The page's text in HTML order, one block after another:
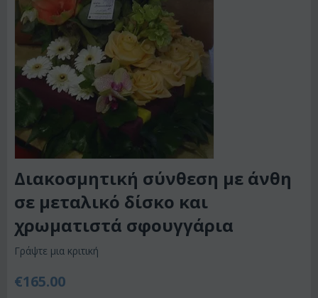
Διακοσμητική σύνθεση με άνθη
σε μεταλικό δίσκο και
χρωματιστά σφουγγάρια
Γράψτε μια κριτική
€165.00